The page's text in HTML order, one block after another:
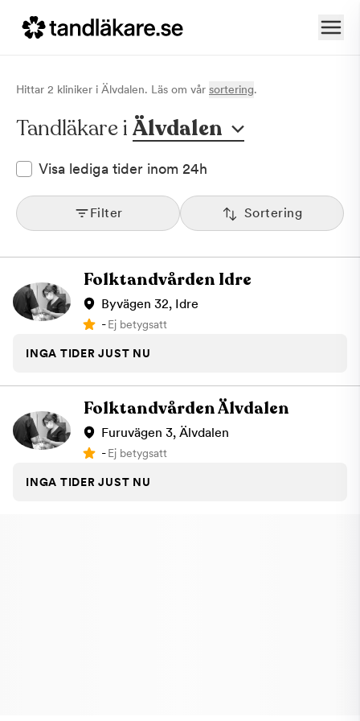
Hittar 2 kliniker i Älvdalen. Läs om vår sortering.
Tandläkare i Älvdalen
Visa lediga tider inom 24h
Filter Sortering
Folktandvården Idre
Byvägen 32, Idre
-Ej betygsatt
INGA TIDER JUST NU
Folktandvården Älvdalen
Furuvägen 3, Älvdalen
-Ej betygsatt
INGA TIDER JUST NU